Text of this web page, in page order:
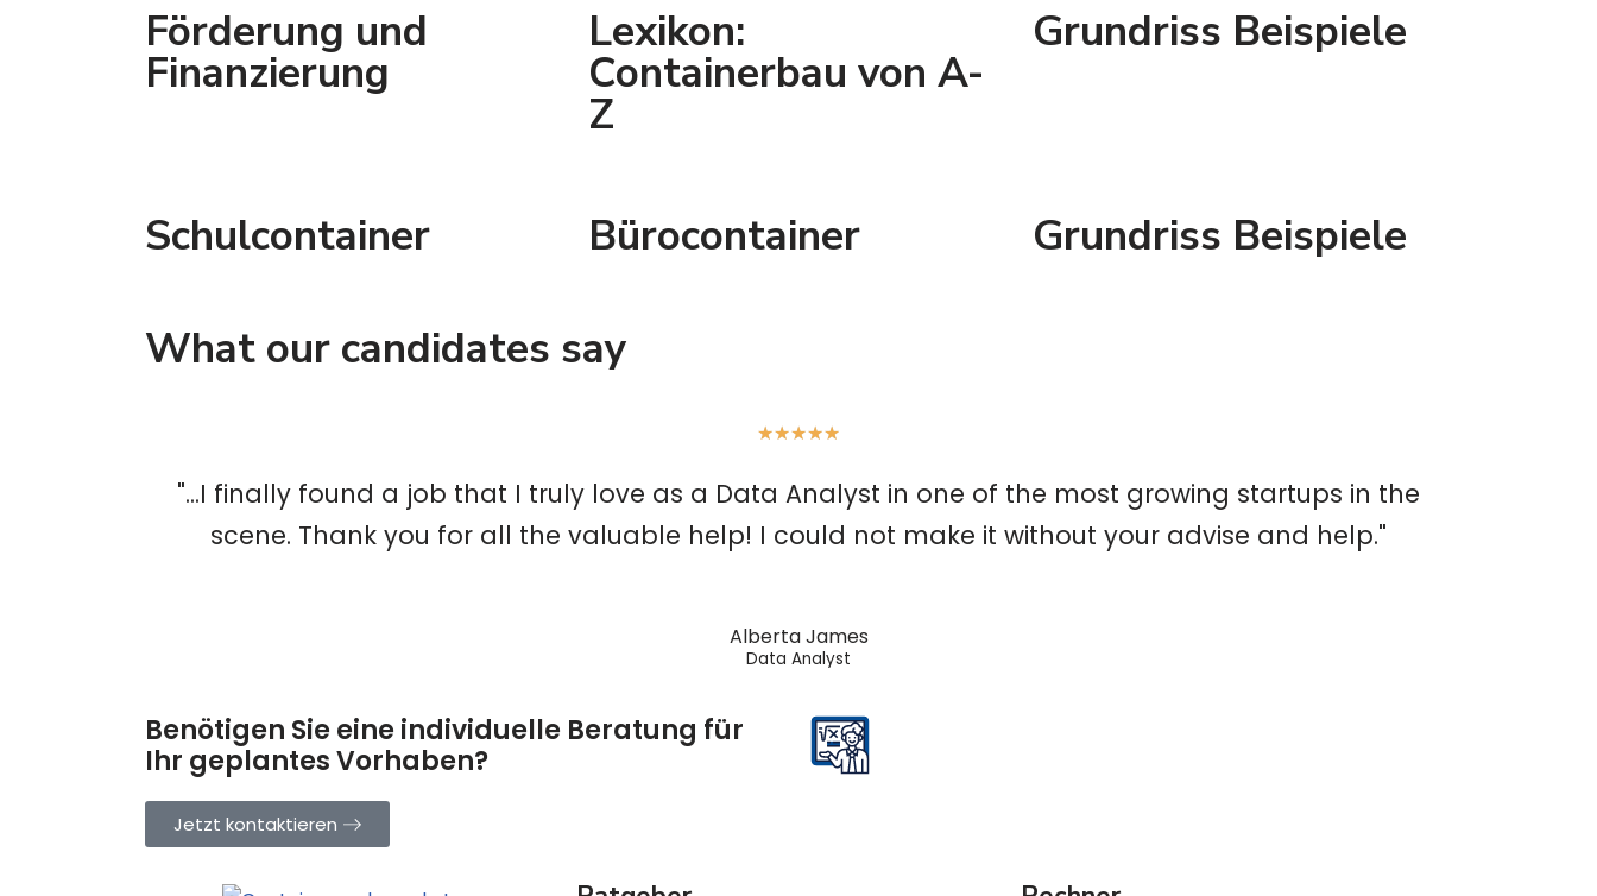
Förderung und
Finanzierung
Lexikon:
Containerbau von A-
Z
Grundriss Beispiele
Schulcontainer Bürocontainer Grundriss Beispiele
What our candidates say
★★★★★
"...I finally found a job that I truly love as a Data Analyst in one of the most growing startups in the
scene. Thank you for all the valuable help! I could not make it without your advise and help."
Alberta James
Data Analyst
Benötigen Sie eine individuelle Beratung für
Ihr geplantes Vorhaben?
Jetzt kontaktieren